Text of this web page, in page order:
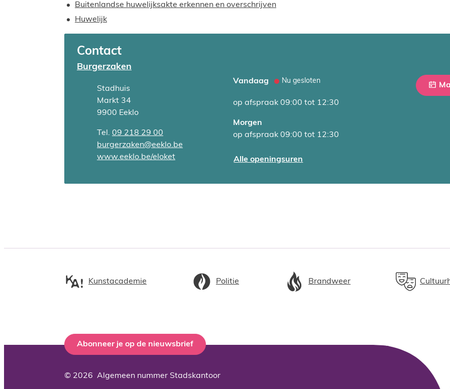
Buitenlandse huwelijksakte erkennen en overschrijven
Huwelijk
Contact
Burgerzaken
AdresStadhuis
Markt 34
,9900 Eeklo
09 218 29 00
E-mailburgerzaken@eeklo.be
Websitewww.eeklo.be/eloket
Vandaag Nu gesloten
op afspraak 09:00 tot 12:30
Morgen
op afspraak 09:00 tot 12:30
Alle openingsuren
Kunstacademie Politie Brandweer
Abonneer je op de nieuwsbrief
© 2026 Algemeen nummer Stadskantoor